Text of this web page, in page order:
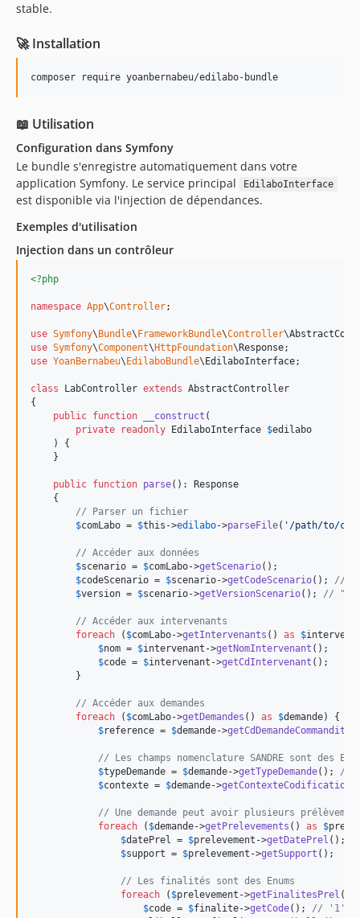
stable.
🚀 Installation
composer require yoanbernabeu/edilabo-bundle
📖 Utilisation
Configuration dans Symfony
Le bundle s'enregistre automatiquement dans votre
application Symfony. Le service principal
EdilaboInterface
est disponible via l'injection de dépendances.
Exemples d'utilisation
Injection dans un contrôleur
<?php
namespace App\Controller;
use Symfony\ Bundle\ FrameworkBundle\Controller\
use Symfony\Component\ HttpFoundation\ Response
use YoanBernabeu\ EdilaboBundle\ EdilaboInterface;
class LabController extends AbstractController
{
public function __construct (
private
readonly EdilaboInterface $edilabo
    ) {
    }
public function parse():
Response
    {
// Parser un fichier
$comLabo = $this ->edilabo->parseFile( ' /path/to/
// Accéder aux données
$scenario = $comLabo->getScenario();
$codeScenario = $scenario->getCodeScenario(); //
$version = $scenario->getVersionScenario(); // "1"
// Accéder aux intervenants
foreach ( $comLabo->getIntervenants () as $
$nom = $intervenant ->getNomIntervenant ();
$code = $intervenant ->getCdIntervenant ();
        }
// Accéder aux demandes
foreach ( $comLabo->getDemandes () as $demande) {
$reference = $demande->
// Les champs nomenclature SANDRE sont des
$typeDemande = $demande->getTypeDemande(); //
$contexte = $demande->getContexteCodification
// Une demande peut avoir plusieurs
foreach ( $demande->getPrelevements () as $
$datePrel = $prelevement ->getDatePrel ();
$support = $prelevement ->getSupport ();
// Les finalités sont des Enums
foreach ( $prelevement ->getFinalitesPrel ()
$code = $finalite->getCode(); // '1',